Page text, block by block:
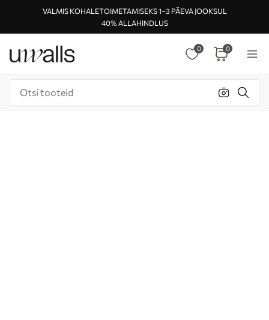
VALMIS KOHALETOIMETAMISEKS 1–3 PÄEVA JOOKSUL
40% ALLAHINDLUS
0 0